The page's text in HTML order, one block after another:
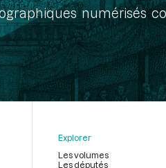
numérisés
Explorer
Les volumes
Les députés